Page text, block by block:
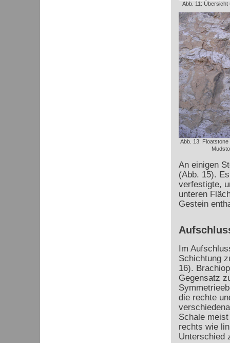
Abb. 11: Übersicht
Abb. 13: Floatstone
An einigen
(Abb. 15).
verfestigte,
unteren
Gestein
Im
Schichtung
16).
Gegensatz
die rechte
Schale
rechts wie
Unterschied